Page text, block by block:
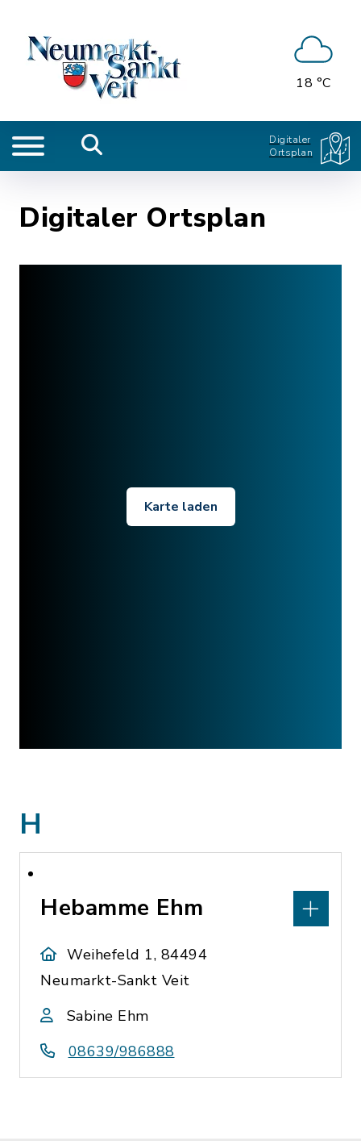
18 °C
Digitaler
Ortsplan
Digitaler Ortsplan
Karte laden
H
Hebamme Ehm
Weihefeld 1, 84494
Neumarkt-Sankt Veit
Sabine Ehm
08639/986888